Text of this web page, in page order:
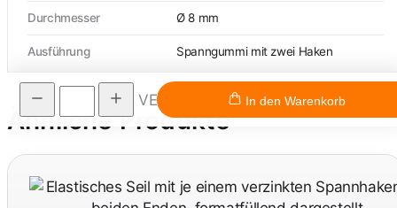
Durchmesser Ø 8 mm
Ausführung Spanngummi mit zwei Haken
Ähnliche Produkte
VE In den Warenkorb